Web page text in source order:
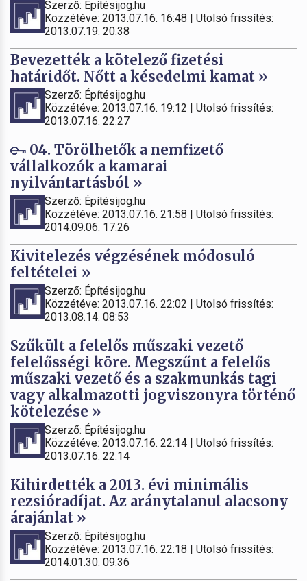
Szerző: Építésijog.hu
Közzétéve: 2013.07.16. 16:48 | Utolsó frissítés:
2013.07.19. 20:38
Bevezették a kötelező fizetési
határidőt. Nőtt a késedelmi kamat »
Szerző: Építésijog.hu
Közzétéve: 2013.07.16. 19:12 | Utolsó frissítés:
2013.07.16. 22:27
04. Törölhetők a nemfizető
vállalkozók a kamarai
nyilvántartásból »
Szerző: Építésijog.hu
Közzétéve: 2013.07.16. 21:58 | Utolsó frissítés:
2014.09.06. 17:26
Kivitelezés végzésének módosuló
feltételei »
Szerző: Építésijog.hu
Közzétéve: 2013.07.16. 22:02 | Utolsó frissítés:
2013.08.14. 08:53
Szűkült a felelős műszaki vezető
felelősségi köre. Megszűnt a felelős
műszaki vezető és a szakmunkás tagi
vagy alkalmazotti jogviszonyra történő
kötelezése »
Szerző: Építésijog.hu
Közzétéve: 2013.07.16. 22:14 | Utolsó frissítés:
2013.07.16. 22:14
Kihirdették a 2013. évi minimális
rezsióradíjat. Az aránytalanul alacsony
árajánlat »
Szerző: Építésijog.hu
Közzétéve: 2013.07.16. 22:18 | Utolsó frissítés:
2014.01.30. 09:36